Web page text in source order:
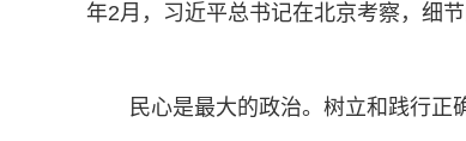
年2月，习近平总书记在北京考察，细
民心是最大的政治。树立和践行正